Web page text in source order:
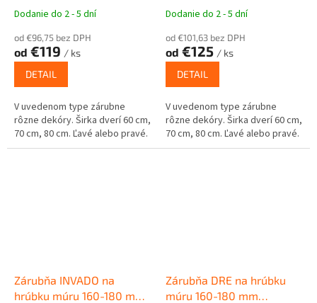
interiérové dvere
Dodanie do 2 - 5 dní
od €96,75 bez DPH
od €119 / ks
DETAIL
V uvedenom type zárubne
rôzne dekóry. Širka dverí 60 cm,
70 cm, 80 cm. Ľavé alebo pravé.
interiérové dvere
Dodanie do 2 - 5 dní
od €101,63 bez DPH
od €125 / ks
DETAIL
V uvedenom type zárubne
rôzne dekóry. Širka dverí 60 cm,
70 cm, 80 cm. Ľavé alebo pravé.
Zárubňa INVADO na
hrúbku múru 160-180 mm
Zárubňa DRE na hrúbku
múru 160-180 mm